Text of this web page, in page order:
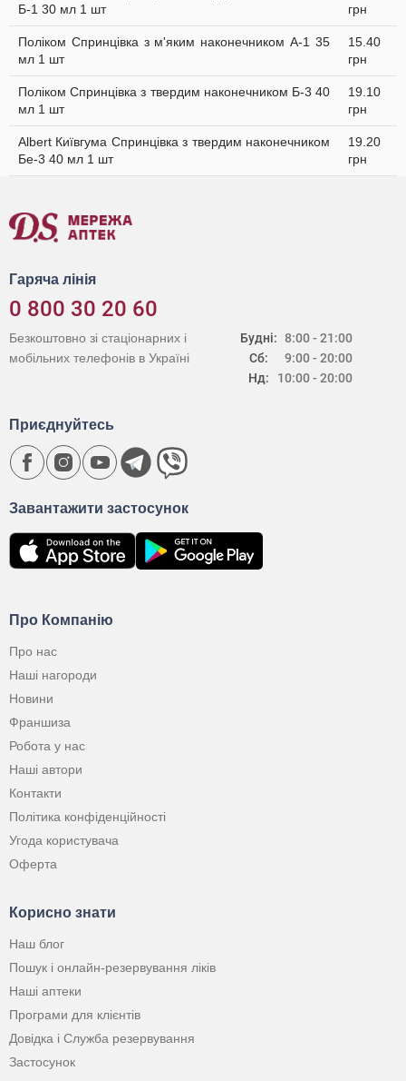
Б-1 30 мл 1 шт
грн
Поліком Спринцівка з м'яким наконечником А-1 35
мл 1 шт
15.40
грн
Поліком Спринцівка з твердим наконечником Б-3 40
мл 1 шт
19.10
грн
Albert Київгума Спринцівка з твердим наконечником
Бе-3 40 мл 1 шт
19.20
грн
Гаряча лінія
0 800 30 20 60
Будні:
Сб:
Нд:
8:00 - 21:00
9:00 - 20:00
10:00 - 20:00
Безкоштовно зі стаціонарних і
мобільних телефонів в Україні
Про Компанію
Про нас
Наші нагороди
Новини
Франшиза
Робота у нас
Наші автори
Контакти
Політика конфіденційності
Угода користувача
Оферта
Корисно знати
Наш блог
Пошук і онлайн-резервування ліків
Наші аптеки
Програми для клієнтів
Довідка і Служба резервування
Застосунок
Завантажити застосунок
Приєднуйтесь